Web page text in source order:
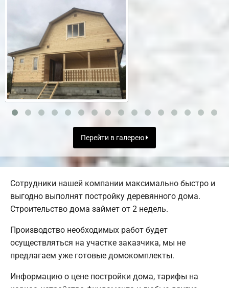
Перейти в галерею
Сотрудники нашей компании максимально быстро и
выгодно выполнят постройку деревянного дома.
Строительство дома займет от 2 недель.
Производство необходимых работ будет
осуществляться на участке заказчика, мы не
предлагаем уже готовые домокомплекты.
Информацию о цене постройки дома, тарифы на